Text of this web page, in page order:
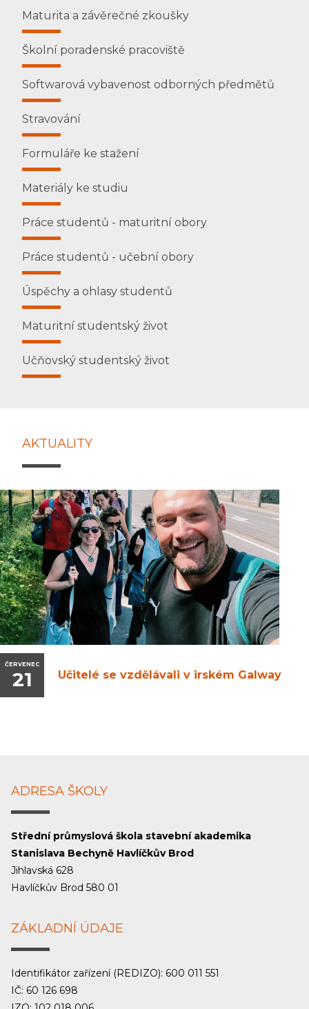
Maturita a závěrečné zkoušky
Školní poradenské pracoviště
Softwarová vybavenost odborných předmětů
Stravování
Formuláře ke stažení
Materiály ke studiu
Práce studentů - maturitní obory
Práce studentů - učební obory
Úspěchy a ohlasy studentů
Maturitní studentský život
Učňovský studentský život
AKTUALITY
ČERVENEC
21 Učitelé se vzdělávali v irském Galway
ADRESA ŠKOLY
Střední průmyslová škola stavební akademika
Stanislava Bechyně Havlíčkův Brod
Jihlavská 628
Havlíčkův Brod 580 01
ZÁKLADNÍ ÚDAJE
Identifikátor zařízení (REDIZO): 600 011 551
IČ: 60 126 698